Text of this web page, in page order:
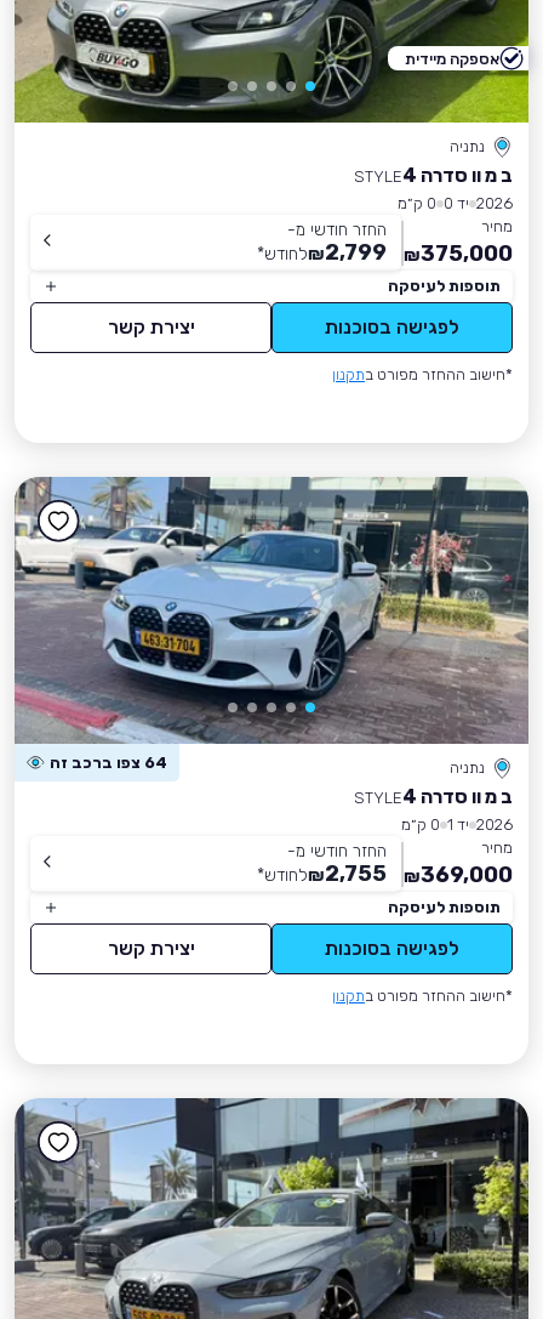
נתניה
ב מ וו סדרה 4
STYLE
2026 יד 0
0 ק״מ
מחיר
375,000
₪
החזר חודשי מ-
2,799
₪לחודש*
תוספות לעיסקה
לפגישה בסוכנות יצירת קשר
*חישוב ההחזר מפורט בתקנון
אספקה מיידית
נתניה 64 צפו ברכב זה
ב מ וו סדרה 4
STYLE
2026 יד 1
0 ק״מ
מחיר
369,000
₪
החזר חודשי מ-
2,755
₪לחודש*
תוספות לעיסקה
לפגישה בסוכנות יצירת קשר
*חישוב ההחזר מפורט בתקנון